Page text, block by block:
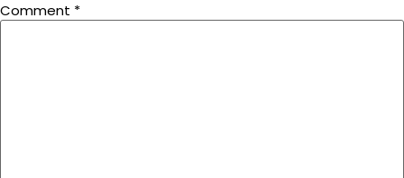
Comment *